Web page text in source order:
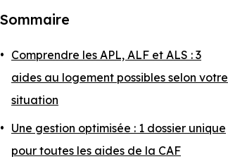
Sommaire
Comprendre les APL, ALF et ALS : 3
aides au logement possibles selon votre
situation
Une gestion optimisée : 1 dossier unique
pour toutes les aides de la CAF